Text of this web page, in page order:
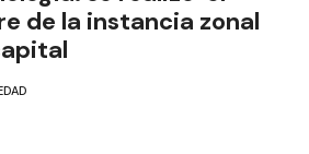
de la instancia zonal